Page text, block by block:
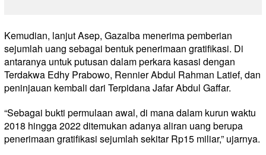
Kemudian, lanjut Asep, Gazalba menerima pemberian
sejumlah uang sebagai bentuk penerimaan gratifikasi. Di
antaranya untuk putusan dalam perkara kasasi dengan
Terdakwa Edhy Prabowo, Rennier Abdul Rahman Latief, dan
peninjauan kembali dari Terpidana Jafar Abdul Gaffar.
“Sebagai bukti permulaan awal, di mana dalam kurun waktu
2018 hingga 2022 ditemukan adanya aliran uang berupa
penerimaan gratifikasi sejumlah sekitar Rp15 miliar,” ujarnya.